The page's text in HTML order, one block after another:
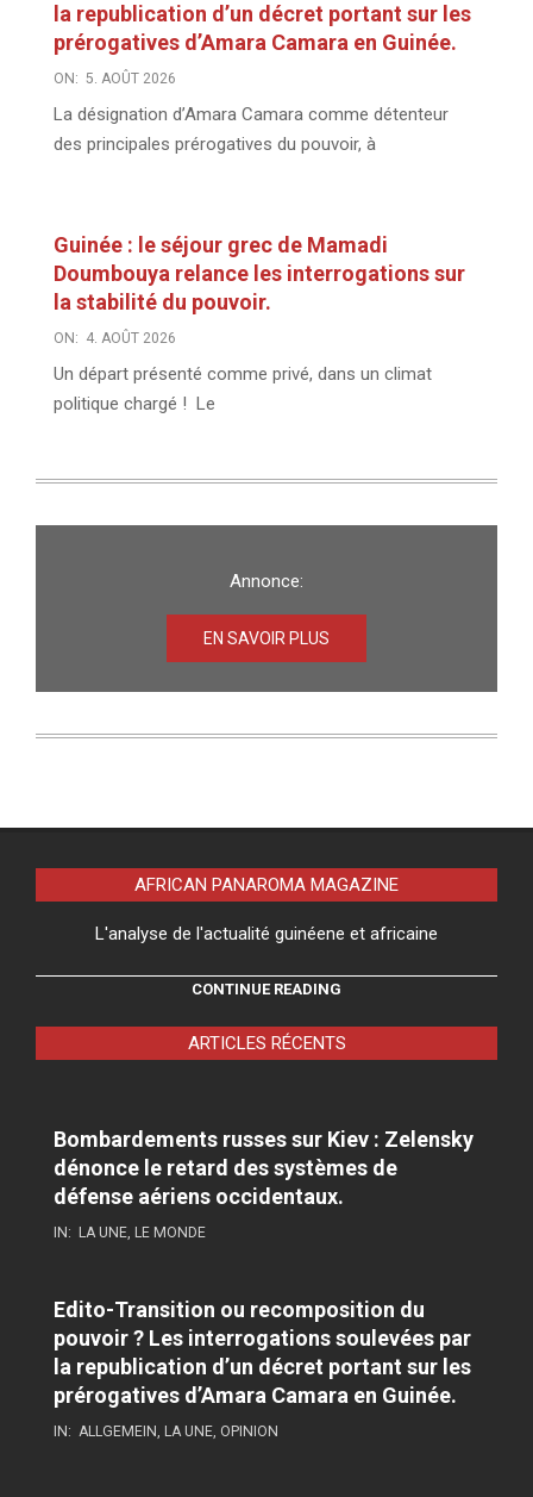
la republication d’un décret portant sur les
prérogatives d’Amara Camara en Guinée.
ON: 5. AOÛT 2026
La désignation d’Amara Camara comme détenteur
des principales prérogatives du pouvoir, à
Guinée : le séjour grec de Mamadi
Doumbouya relance les interrogations sur
la stabilité du pouvoir.
ON: 4. AOÛT 2026
Un départ présenté comme privé, dans un climat
politique chargé ! Le
Annonce:
EN SAVOIR PLUS
AFRICAN PANAROMA MAGAZINE
L'analyse de l'actualité guinéene et africaine
CONTINUE READING
ARTICLES RÉCENTS
Bombardements russes sur Kiev : Zelensky
dénonce le retard des systèmes de
défense aériens occidentaux.
IN: LA UNE, LE MONDE
Edito-Transition ou recomposition du
pouvoir ? Les interrogations soulevées par
la republication d’un décret portant sur les
prérogatives d’Amara Camara en Guinée.
IN: ALLGEMEIN, LA UNE, OPINION